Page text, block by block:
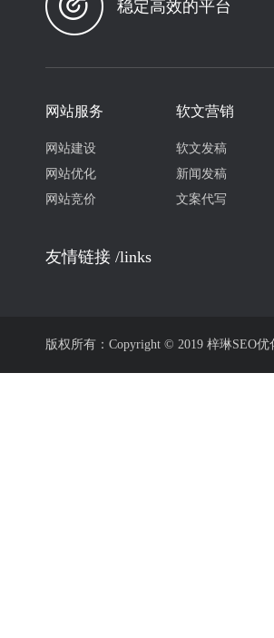
稳定高效的平台
网站服务
网站建设
网站优化
网站竞价
软文营销
软文发稿
新闻发稿
文案代写
友情链接 /links
版权所有：Copyright © 2019 梓琳SEO